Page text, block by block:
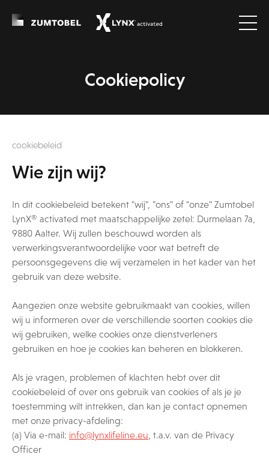
Cookiepolicy
cookiebeleid
Wie zijn wij?
In dit cookiebeleid betekent "wij", "ons" of "onze" Zumtobel
LynX® activated met maatschappelijke zetel: Durmelaan 7a,
9880 Aalter. Wij zullen beschouwd worden als
verwerkingsverantwoordelijke voor wat betreft de
persoonsgegevens die wij verzamelen in het kader van het
gebruik van deze website.
Aangezien onze website gebruikmaakt van cookies, willen
wij u informeren over de verschillende soorten cookies die
wij gebruiken, welke cookies onze dienstverleners
gebruiken en hoe je cookies kan beheren en blokkeren.
Als je vragen, problemen of klachten hebt over dit
cookiebeleid of over ons gebruik van cookies of als je je
toestemming wilt intrekken, dan kan je contact opnemen
met onze privacy-afdeling:
(a) Via e-mail: info@lynxlifeline.eu , t.a.v. van de Privacy
Officer